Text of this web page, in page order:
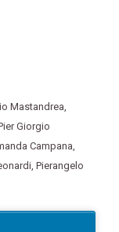
Mastandrea
Giorgio
Campana
Pierangelo